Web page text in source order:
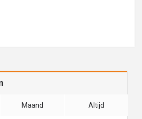
Maand Altijd